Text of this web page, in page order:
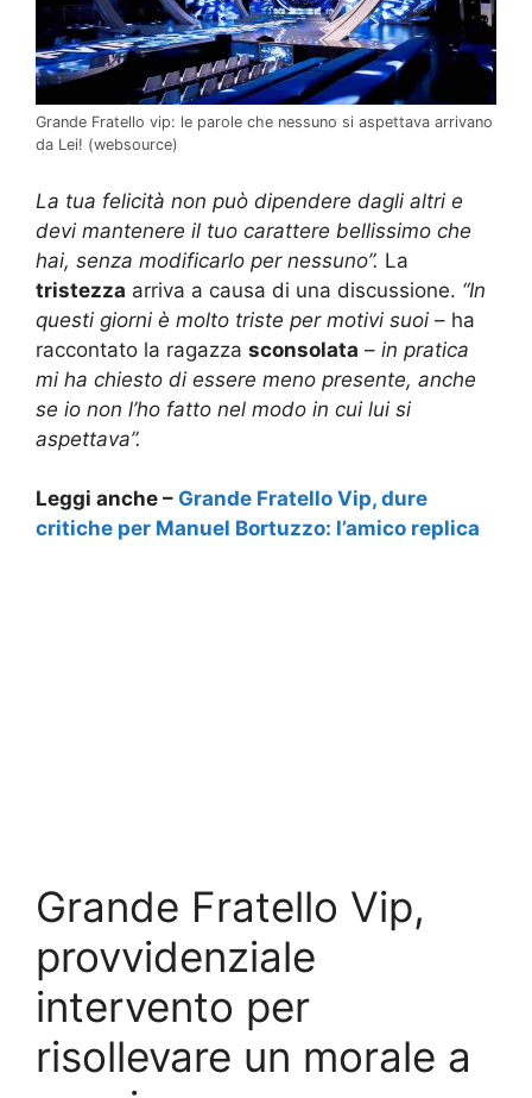
Grande Fratello vip: le parole che nessuno si aspettava arrivano
da Lei! (websource)
La tua felicità non può dipendere dagli altri e
devi mantenere il tuo carattere bellissimo che
hai, senza modificarlo per nessuno”. La
tristezza arriva a causa di una discussione. “In
questi giorni è molto triste per motivi suoi – ha
raccontato la ragazza sconsolata – in pratica
mi ha chiesto di essere meno presente, anche
se io non l’ho fatto nel modo in cui lui si
aspettava”.
Leggi anche – Grande Fratello Vip, dure
critiche per Manuel Bortuzzo: l’amico replica
Grande Fratello Vip,
provvidenziale
intervento per
risollevare un morale a